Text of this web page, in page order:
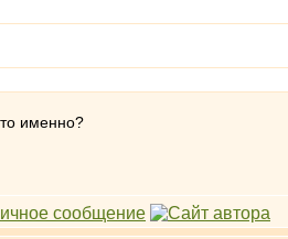
именно?